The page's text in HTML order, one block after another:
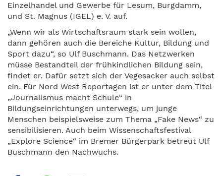
Einzelhandel und Gewerbe für Lesum, Burgdamm,
und St. Magnus (IGEL) e. V. auf.
„Wenn wir als Wirtschaftsraum stark sein wollen,
dann gehören auch die Bereiche Kultur, Bildung und
Sport dazu“, so Ulf Buschmann. Das Netzwerken
müsse Bestandteil der frühkindlichen Bildung sein,
findet er. Dafür setzt sich der Vegesacker auch selbst
ein. Für Nord West Reportagen ist er unter dem Titel
„Journalismus macht Schule“ in
Bildungseinrichtungen unterwegs, um junge
Menschen beispielsweise zum Thema „Fake News“ zu
sensibilisieren. Auch beim Wissenschaftsfestival
„Explore Science“ im Bremer Bürgerpark betreut Ulf
Buschmann den Nachwuchs.